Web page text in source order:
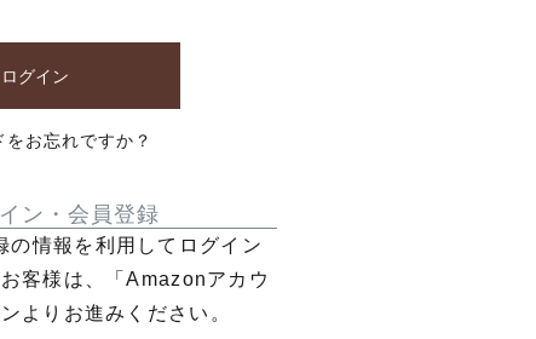
ログイン
をお忘れですか？
ン・会員登録
情報を利用してログイン
客様は、「Amazonアカウ
よりお進みください。